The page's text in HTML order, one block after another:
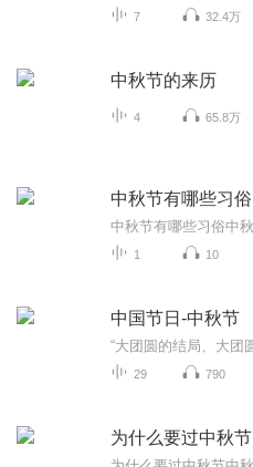
7 32.4万
中秋节的来历
4 65.8万
中秋节有哪些习俗
1 10
中国节日-中秋节
29 790
为什么要过中秋节